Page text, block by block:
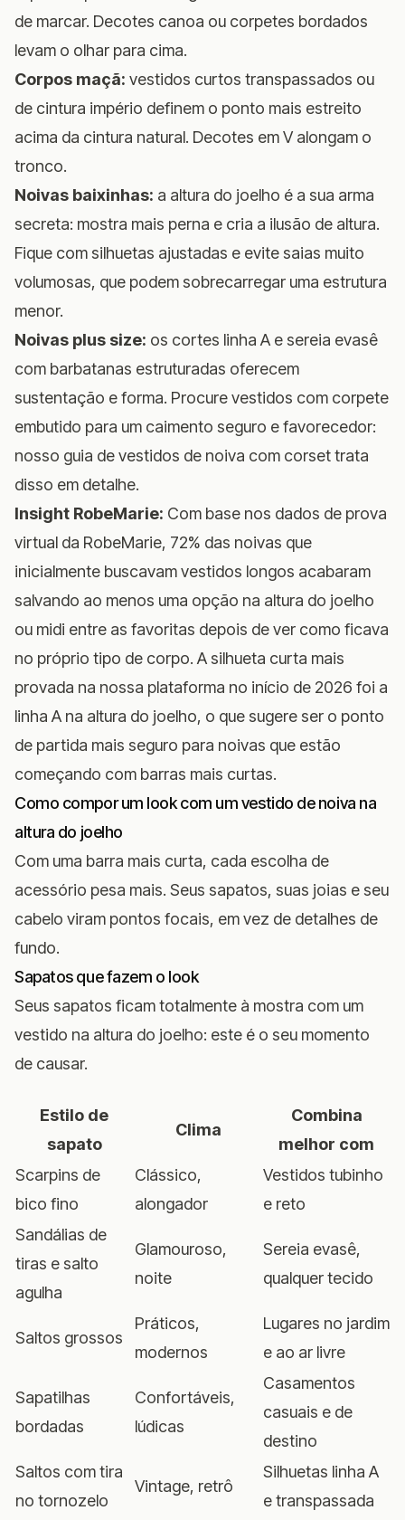
de marcar. Decotes canoa ou corpetes bordados
levam o olhar para cima.
Corpos maçã: vestidos curtos transpassados ou
de cintura império definem o ponto mais estreito
acima da cintura natural. Decotes em V alongam o
tronco.
Noivas baixinhas: a altura do joelho é a sua arma
secreta: mostra mais perna e cria a ilusão de altura.
Fique com silhuetas ajustadas e evite saias muito
volumosas, que podem sobrecarregar uma estrutura
menor.
Noivas plus size: os cortes linha A e sereia evasê
com barbatanas estruturadas oferecem
sustentação e forma. Procure vestidos com corpete
embutido para um caimento seguro e favorecedor:
nosso guia de vestidos de noiva com corsettrata
disso em detalhe.
Insight RobeMarie: Com base nos dados de prova
virtual da RobeMarie, 72% das noivas que
inicialmente buscavam vestidos longos acabaram
salvando ao menos uma opção na altura do joelho
ou midi entre as favoritas depois de ver como ficava
no próprio tipo de corpo. A silhueta curta mais
provada na nossa plataforma no início de 2026 foi a
linha A na altura do joelho, o que sugere ser o ponto
de partida mais seguro para noivas que estão
começando com barras mais curtas.
Como compor um look com um vestido de noiva na
altura do joelho
Com uma barra mais curta, cada escolha de
acessório pesa mais. Seus sapatos, suas joias e seu
cabelo viram pontos focais, em vez de detalhes de
fundo.
Sapatos que fazem o look
Seus sapatos ficam totalmente à mostra com um
vestido na altura do joelho: este é o seu momento
de causar.
Estilo de
sapato
Clima
Combina
melhor com
Scarpins de
bico fino
Clássico,
alongador
Vestidos tubinho
e reto
Sandálias de
tiras e salto
agulha
Glamouroso,
noite
Sereia evasê,
qualquer tecido
Saltos grossos
Práticos,
modernos
Lugares no jardim
e ao ar livre
Sapatilhas
bordadas
Confortáveis,
lúdicas
Casamentos
casuais e de
destino
Saltos com tira
no tornozelo
Vintage, retrô
Silhuetas linha A
e transpassada